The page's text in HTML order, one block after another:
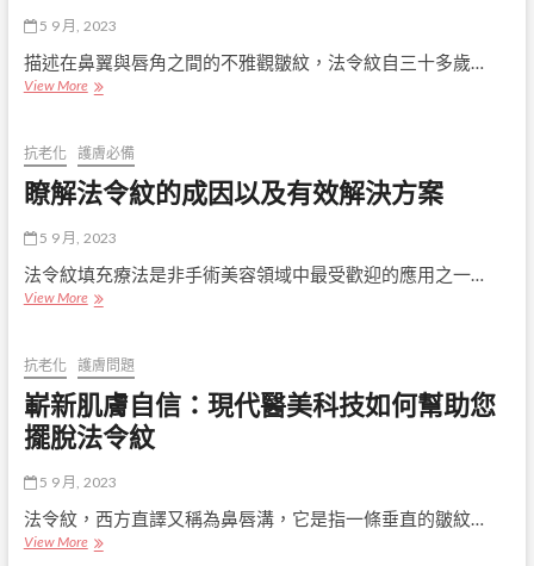
肌
膚
斑
點
佳
方
法！
5 9 月, 2023
描述在鼻翼與唇角之間的不雅觀皺紋，法令紋自三十多歲…
View More擁
輕
肌
膚
秘
武
器：
酸
注
射
對
抗
令
紋
的
力
抗老化 護膚必備
瞭解法令紋的成因以及有效解決方案
5 9 月, 2023
法令紋填充療法是非手術美容領域中最受歡迎的應用之一…
View More瞭
令
紋
的
成
因
及
有
效
解
抗老化 護膚問題
嶄新肌膚自信：現代醫美科技如何幫助您
擺脫法令紋
5 9 月, 2023
法令紋，西方直譯又稱為鼻唇溝，它是指一條垂直的皺紋…
View More嶄